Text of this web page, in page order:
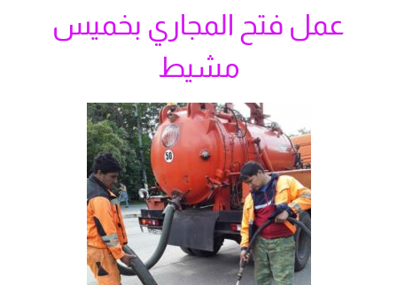
عمل فتح المجاري بخميس
مشيط